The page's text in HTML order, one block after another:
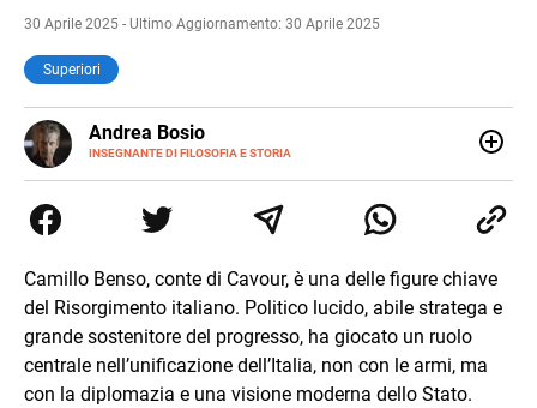
30 Aprile 2025 - Ultimo Aggiornamento: 30 Aprile 2025
Superiori
Andrea Bosio
INSEGNANTE DI FILOSOFIA E STORIA
E-
MAIL
occupandosi di storia della comunicazione scientifica e di
storia della Chiesa. È dottorando presso la Facoltà
volume Giovani Minzoni terra incognita.
Camillo Benso, conte di Cavour, è una delle figure chiave
del Risorgimento italiano. Politico lucido, abile stratega e
grande sostenitore del progresso, ha giocato un ruolo
centrale nell’unificazione dell’Italia, non con le armi, ma
con la diplomazia e una visione moderna dello Stato.